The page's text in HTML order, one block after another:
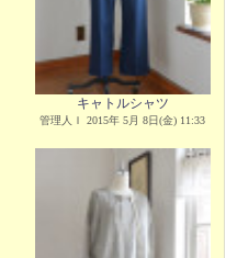
キャトルシャツ
管理人Ｉ 2015年 5月 8日(金) 11:33